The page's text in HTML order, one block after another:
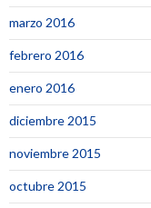
marzo 2016
febrero 2016
enero 2016
diciembre 2015
noviembre 2015
octubre 2015